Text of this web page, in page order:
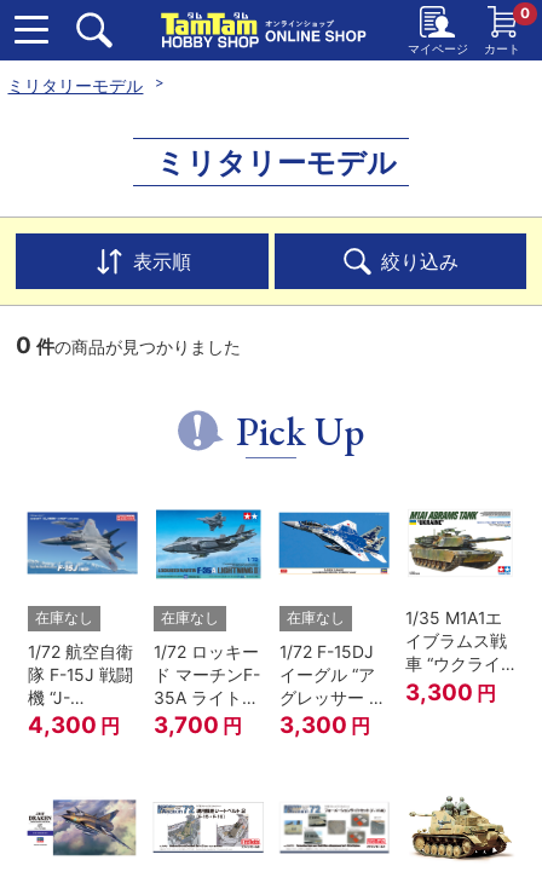
マイページ カート
0
ミリタリーモデル
ミリタリーモデル
表示順 絞り込み
0 件の商品が見つかりました
Pick Up
在庫なし
1/72 航空自衛
隊 F-15J 戦闘
機 “J-
MSIP”(近代化
改修機)
4,300 円
在庫なし
1/72 ロッキー
ド マーチンF-
35A ライトニ
ングII
3,700 円
在庫なし
1/72 F-15DJ
イーグル “ア
グレッサー デ
ジタル迷彩”
3,300 円
1/35 M1A1エ
イブラムス戦
車 “ウクライ
ナ軍”【スケー
ル限定】
3,300 円